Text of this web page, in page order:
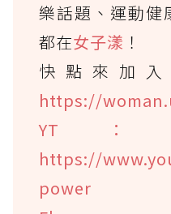
樂話題、運動健
都在女子漾 ！
快點來加
https://
YT：
https://
power